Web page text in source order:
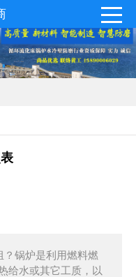
锅炉是利用燃料燃
给水或其它工质，以